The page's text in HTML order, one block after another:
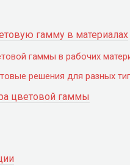
гамму в материалах
гаммы в рабочих
решения для разных
цветовой гаммы